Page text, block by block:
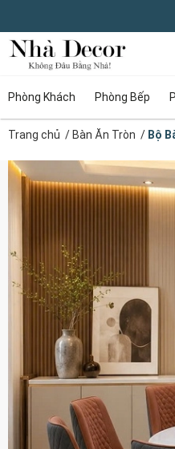
Phòng Khách Phòng Bếp
Trang chủ / Bàn Ăn Tròn / Bộ